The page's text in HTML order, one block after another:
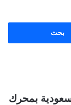
بمحرك